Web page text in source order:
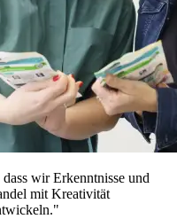
wir Erkenntnisse und
mit Kreativität